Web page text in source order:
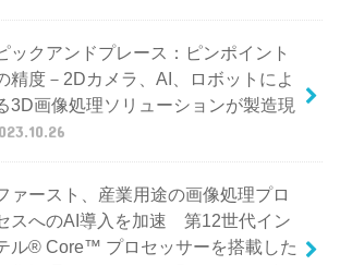
ックアンドプレース：ピンポイント
精度－2Dカメラ、AI、ロボットによ
3D画像処理ソリューションが製造現
ァースト、産業用途の画像処理プロ
スへのAI導入を加速 第12世代イン
ル® Core™ プロセッサーを搭載した